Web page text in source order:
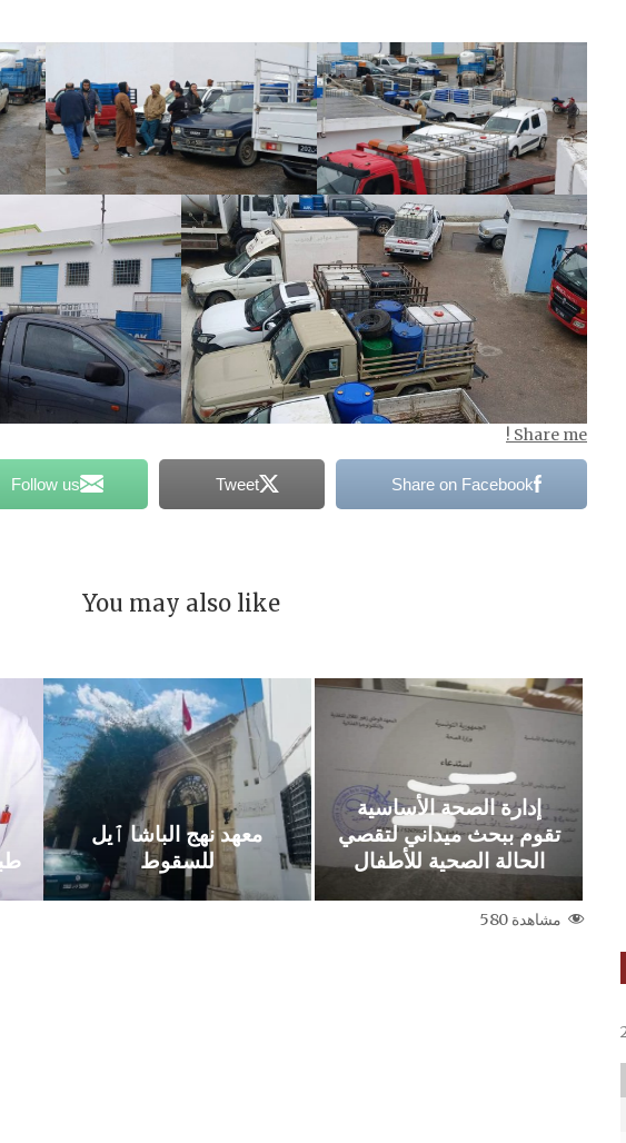
Share me !
Share on Facebook
Tweet
Follow us
You may also like
إدارة الصحة الأساسية
تقوم ببحث ميداني لتقصي
الحالة الصحية للأطفال
معهد نهج الباشا ٱيل
للسقوط
مشاهدة 580